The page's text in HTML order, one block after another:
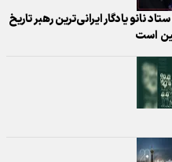
یادگار ایرانی‌ترین رهبر تاریخ
است